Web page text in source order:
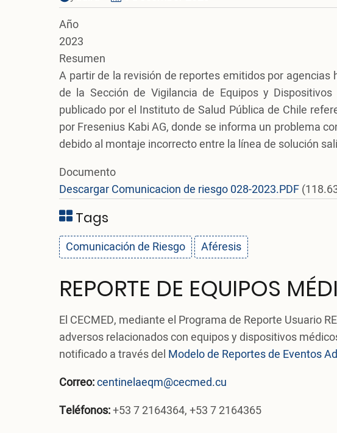
Año
2023
Resumen
A partir de la revisión de reportes emitidos por
de la Sección de Vigilancia de Equipos y
publicado por el Instituto de Salud Pública de Chile
por Fresenius Kabi AG, donde se informa un problema
debido al montaje incorrecto entre la línea de solución
Documento
Descargar Comunicacion de riesgo 028-2023.PDF
Tags
Comunicación de Riesgo Aféresis
REPORTE DE EQUIPOS
El CECMED, mediante el Programa de Reporte Usuario
adversos relacionados con equipos y dispositivos
notificado a través del Modelo de Reportes de Eventos
Correo:centinelaeqm@cecmed.cu
Teléfonos:+53 7 2164364, +53 7 2164365